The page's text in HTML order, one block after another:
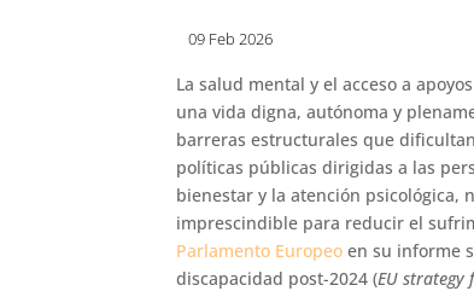
09 Feb 2026
La salud mental y el acceso a
una vida digna, autónoma y
barreras estructurales que
políticas públicas dirigidas a las
bienestar y la atención psicológica,
imprescindible para reducir el
Parlamento Europeo en su informe
discapacidad post-2024 (EU